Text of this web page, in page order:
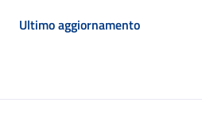
Ultimo aggiornamento